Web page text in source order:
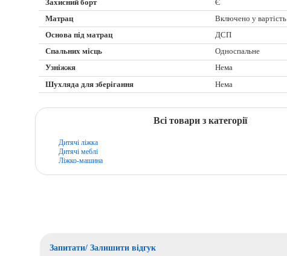
Захисний борт
Є
Матрац
Включено у вартість
Основа під матрац
ДСП
Спальних місць
Односпальне
Узніжжя
Нема
Шухляда для зберігання
Нема
Всі товари з категорії
Дитячі ліжка
Дитячі меблі
Ліжко-машина
Запитати/ Залишити відгук